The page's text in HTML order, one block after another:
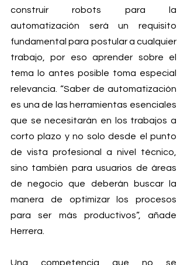
construir robots para la
automatización será un requisito
fundamental para postular a cualquier
trabajo, por eso aprender sobre el
tema lo antes posible toma especial
relevancia. “Saber de automatización
es una de las herramientas esenciales
que se necesitarán en los trabajos a
corto plazo y no solo desde el punto
de vista profesional a nivel técnico,
sino también para usuarios de áreas
de negocio que deberán buscar la
manera de optimizar los procesos
para ser más productivos”, añade
Herrera.
Una competencia que no se